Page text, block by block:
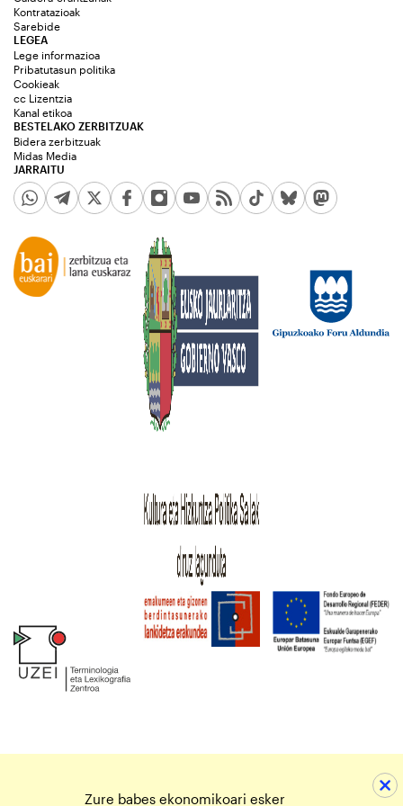
Kontratazioak
Sarebide
JARRAITU
LEGEA
Lege informazioa
Pribatutasun politika
Cookieak
cc Lizentzia
Kanal etikoa
BESTELAKO ZERBITZUAK
Bidera zerbitzuak
Midas Media
Zure babes ekonomikoari esker